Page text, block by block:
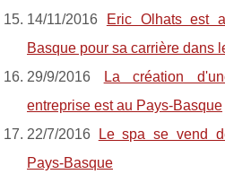
14/11/2016
Eric Olhats est
Basque pour sa carrière dans
29/9/2016
La création
entreprise est au Pays-Basque
22/7/2016
Le spa se vend
Pays-Basque